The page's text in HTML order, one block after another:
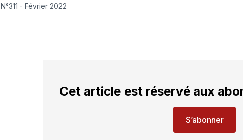
N°311 - Février 2022
Cet article est réservé aux
S’abonner